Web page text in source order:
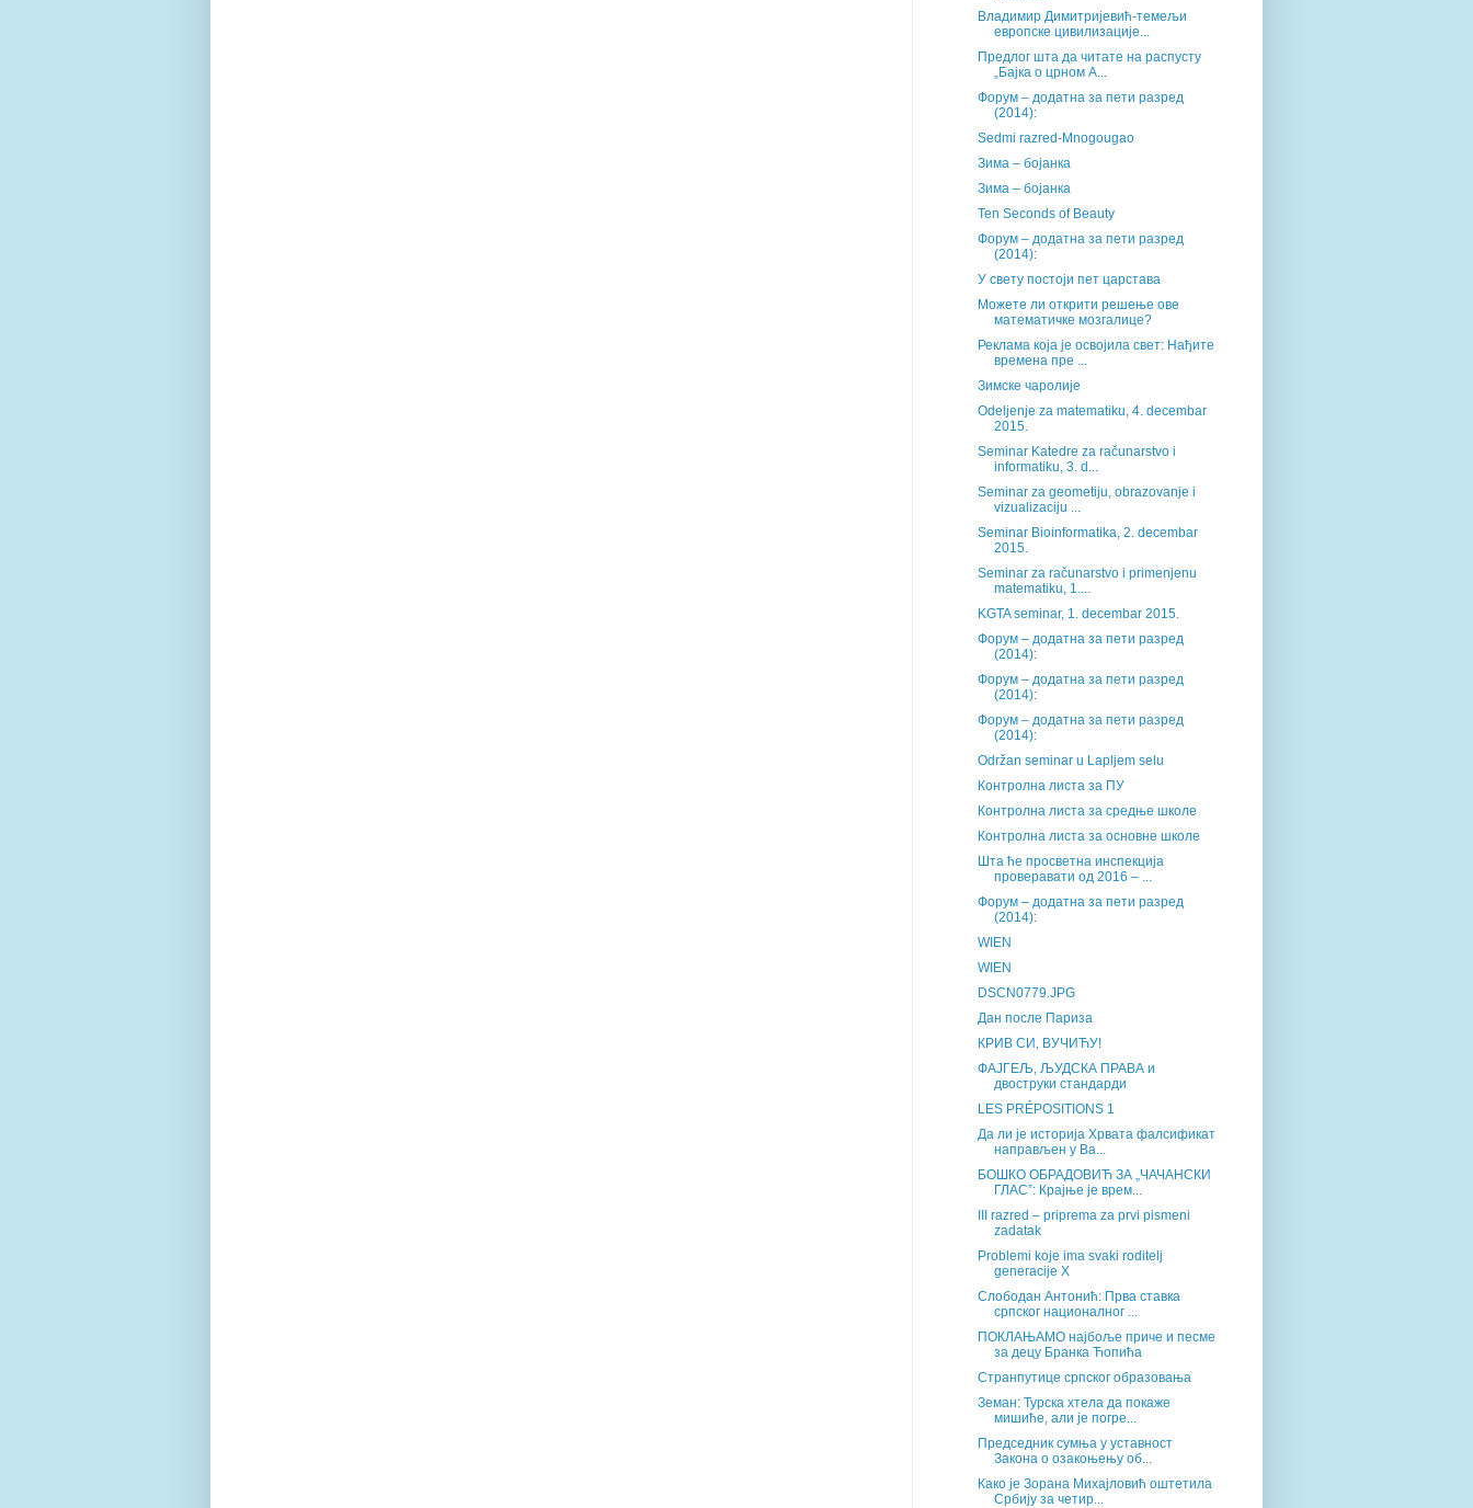
Владимир Димитријевић-темељи
европске цивилизације...
Предлог шта да читате на распусту
„Бајка о црном А...
Форум – додатна за пети разред
(2014):
Sedmi razred-Mnogougao
Зима – бојанка
Зима – бојанка
Ten Seconds of Beauty
Форум – додатна за пети разред
(2014):
У свету постоји пет царстава
Можете ли открити решење ове
математичке мозгалице?
Реклама која је освојила свет: Нађите
времена пре ...
Зимске чаролије
Odeljenje za matematiku, 4. decembar
2015.
Seminar Katedre za računarstvo i
informatiku, 3. d...
Seminar za geometiju, obrazovanje i
vizualizaciju ...
Seminar Bioinformatika, 2. decembar
2015.
Seminar za računarstvo i primenjenu
matematiku, 1....
KGTA seminar, 1. decembar 2015.
Форум – додатна за пети разред
(2014):
Форум – додатна за пети разред
(2014):
Форум – додатна за пети разред
(2014):
Održan seminar u Lapljem selu
Контролна листа за ПУ
Контролна листа за средње школе
Контролна листа за основне школе
Шта ће просветна инспекција
проверавати од 2016 – ...
Форум – додатна за пети разред
(2014):
WIEN
WIEN
DSCN0779.JPG
Дан после Париза
КРИВ СИ, ВУЧИЋУ!
ФАЈГЕЉ, ЉУДСКА ПРАВА и
двоструки стандарди
LES PRÉPOSITIONS 1
Да ли је историја Хрвата фалсификат
направљен у Ва...
БОШКО ОБРАДОВИЋ ЗА „ЧАЧАНСКИ
ГЛАСˮ: Крајње је врем...
III razred – priprema za prvi pismeni
zadatak
Problemi koje ima svaki roditelj
generacije X
Слободан Антонић: Прва ставка
српског националног ...
ПОКЛАЊАМО најбоље приче и песме
за децу Бранка Ћопића
Странпутице српског образовања
Земан: Турска хтела да покаже
мишиће, али је погре...
Председник сумња у уставност
Закона о озакоњењу об...
Како је Зорана Михајловић оштетила
Србију за четир...